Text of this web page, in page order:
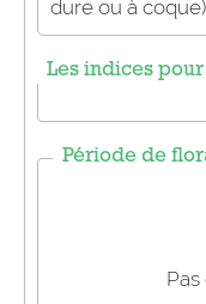
dure ou à
Les indices
Période de